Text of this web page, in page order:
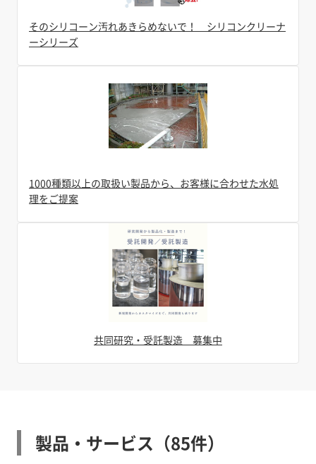
そのシリコーン汚れあきらめないで！ シリコンクリーナ
ーシリーズ
1000種類以上の取扱い製品から、お客様に合わせた水処
理をご提案
共同研究・受託製造 募集中
製品・サービス（85件）